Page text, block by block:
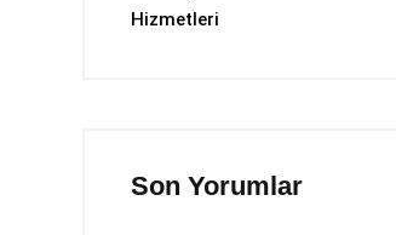
Hizmetleri
Son Yorumlar